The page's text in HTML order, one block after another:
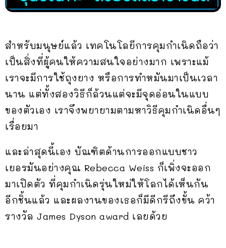
สำหรับมนุษย์แล้ว เทคโนโลยีการคุมกำเนิดถือว่า
เป็นสิ่งที่ผู้คนให้ความสนใจอย่างมาก เพราะแม้
เราจะมีการใช้ถุงยาง หรือการทำหมันมาเป็นเวลา
นาน แต่ทั้งสองวิธีก็ล้วนแต่จะมีจุดอ่อนในแบบ
ของตัวเอง เราจึงพยายามตามหาวิธีคุมกำเนิดอื่นๆ
เรื่อยมา
และล่าสุดนี้เอง บัณฑิตด้านการออกแบบชาว
เยอรมันอย่างคุณ Rebecca Weiss ก็เพิ่งจะออก
มาเปิดตัว ที่คุมกำเนิดรุ่นใหม่ให้โลกได้เห็นกัน
อีกชิ้นแล้ว และผลงานของเธอก็มีดีกรีถึงขั้น คว้า
รางวัล James Dyson award เลยด้วย